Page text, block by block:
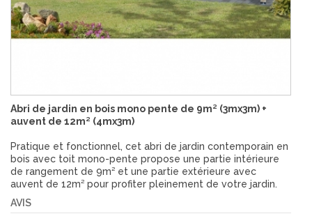
Abri de jardin en bois mono pente de 9m² (3mx3m) +
auvent de 12m² (4mx3m)
Pratique et fonctionnel, cet abri de jardin contemporain en
bois avec toit mono-pente propose une partie intérieure
de rangement de 9m² et une partie extérieure avec
auvent de 12m² pour profiter pleinement de votre jardin.
AVIS